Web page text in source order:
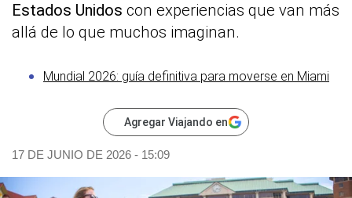
Estados Unidos con experiencias que van más
allá de lo que muchos imaginan.
Mundial 2026: guía definitiva para moverse en Miami
Agregar Viajando en
17 DE JUNIO DE 2026 - 15:09